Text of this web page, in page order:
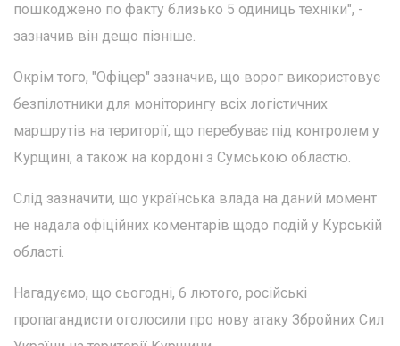
пошкоджено по факту близько 5 одиниць техніки", -
зазначив він дещо пізніше.
Окрім того, "Офіцер" зазначив, що ворог використовує
безпілотники для моніторингу всіх логістичних
маршрутів на території, що перебуває під контролем у
Курщині, а також на кордоні з Сумською областю.
Слід зазначити, що українська влада на даний момент
не надала офіційних коментарів щодо подій у Курській
області.
Нагадуємо, що сьогодні, 6 лютого, російські
пропагандисти оголосили про нову атаку Збройних Сил